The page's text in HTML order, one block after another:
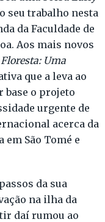
seu trabalho nesta
da Faculdade de
Aos mais novos
Uma
que a leva ao
base o projeto
urgente de
acerca da
São Tomé e
da sua
na ilha da
daí rumou ao